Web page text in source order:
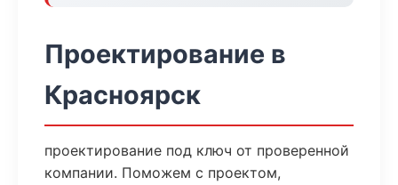
Проектирование в
Красноярск
проектирование под ключ от проверенной
компании. Поможем с проектом,